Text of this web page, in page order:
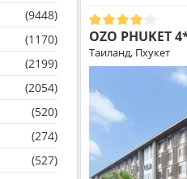
(9448)
(1170)
(2199)
(2054)
(520)
(274)
(527)
OZO PHUKET
Таиланд, Пхукет